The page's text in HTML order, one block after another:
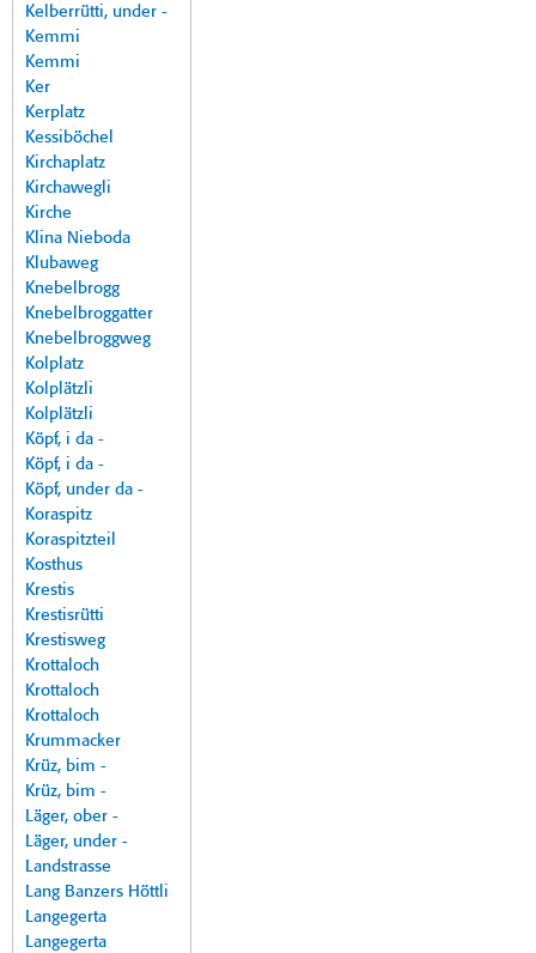
Kelberrütti, under -
Kemmi
Kemmi
Ker
Kerplatz
Kessiböchel
Kirchaplatz
Kirchawegli
Kirche
Klina Nieboda
Klubaweg
Knebelbrogg
Knebelbroggatter
Knebelbroggweg
Kolplatz
Kolplätzli
Kolplätzli
Köpf, i da -
Köpf, i da -
Köpf, under da -
Koraspitz
Koraspitzteil
Kosthus
Krestis
Krestisrütti
Krestisweg
Krottaloch
Krottaloch
Krottaloch
Krummacker
Krüz, bim -
Krüz, bim -
Läger, ober -
Läger, under -
Landstrasse
Lang Banzers Höttli
Langegerta
Langegerta